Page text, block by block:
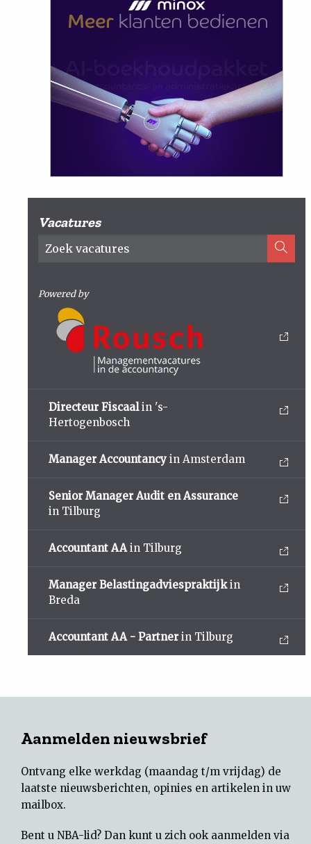
Vacatures
Powered by
Directeur Fiscaalin 's-
Hertogenbosch
Manager Accountancy in Amsterdam
Senior Manager Audit en Assurance
in Tilburg
Accountant AA in Tilburg
Manager Belastingadviespraktijkin
Breda
Accountant AA - Partner in Tilburg
Aanmelden nieuwsbrief
Ontvang elke werkdag (maandag t/m vrijdag) de
laatste nieuwsberichten, opinies en artikelen in uw
mailbox.
Bent u NBA-lid? Dan kunt u zich ook aanmelden via